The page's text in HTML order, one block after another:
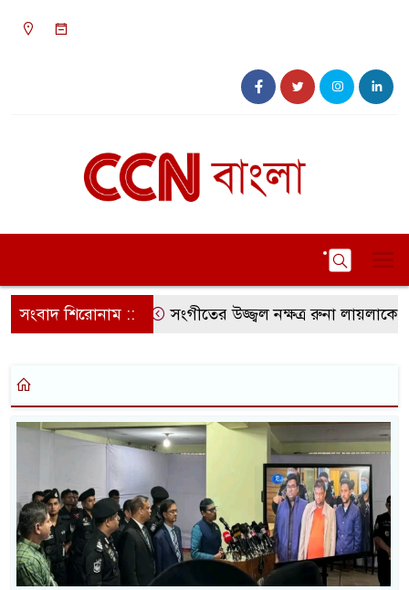
সংবাদ শিরোনাম :: সংগীতের উজ্জ্বল নক্ষত্র রুনা লায়লাকে